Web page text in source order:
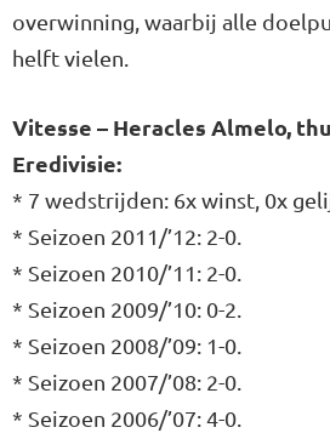
overwinning, waarbij alle
helft vielen.
Vitesse – Heracles Almelo,
Eredivisie:
* 7 wedstrijden: 6x winst, 0x
* Seizoen 2011/’12: 2-0.
* Seizoen 2010/’11: 2-0.
* Seizoen 2009/’10: 0-2.
* Seizoen 2008/’09: 1-0.
* Seizoen 2007/’08: 2-0.
* Seizoen 2006/’07: 4-0.